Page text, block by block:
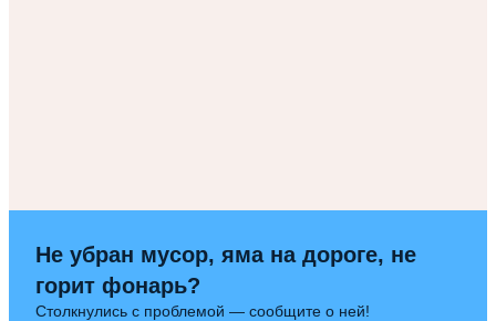
Не убран мусор, яма на дороге, не
горит фонарь?
Столкнулись с проблемой — сообщите о ней!